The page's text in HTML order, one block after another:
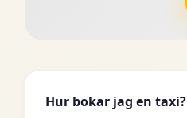
Hur bokar jag en taxi?